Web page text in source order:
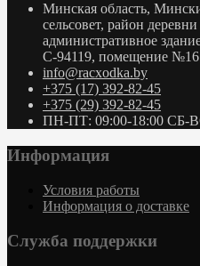
Минская область,
сельсовет, район
административное
С-94119, помещение №16
info@racxodka.by
+375 (17) 392-82-45
+375 (29) 392-82-45
ПН-ПТ: 09:00-18:00 СБ-
Информация
Условия работы
Информация о доставке
Служба поддержки